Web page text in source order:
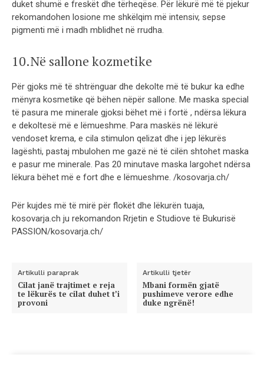
duket shumë e freskët dhe tërheqëse. Për lëkurë më të pjekur
rekomandohen losione me shkëlqim më intensiv, sepse
pigmenti më i madh mblidhet në rrudha.
10.Në sallone kozmetike
Për gjoks më të shtrënguar dhe dekolte më të bukur ka edhe
mënyra kosmetike që bëhen nëpër sallone. Me maska special
të pasura me minerale gjoksi bëhet më i fortë , ndërsa lëkura
e dekoltesë më e lëmueshme. Para maskës në lëkurë
vendoset krema, e cila stimulon qelizat dhe i jep lëkurës
lagështi, pastaj mbulohen me gazë në të cilën shtohet maska
e pasur me minerale. Pas 20 minutave maska largohet ndërsa
lëkura bëhet më e fort dhe e lëmueshme. /kosovarja.ch/
Për kujdes më të mirë për flokët dhe lëkurën tuaja,
kosovarja.ch ju rekomandon Rrjetin e Studiove të Bukurisë
PASSION/kosovarja.ch/
Artikulli paraprak
Cilat janë trajtimet e reja
te lëkurës te cilat duhet t’i
provoni
Artikulli tjetër
Mbani formën gjatë
pushimeve verore edhe
duke ngrënë!